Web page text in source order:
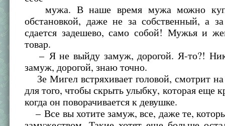
мужа. В наше время мужа можно
обстановкой, даже не за собственный, а
сдается задешево, само собой! Мужья и
товар.
– Я не выйду замуж, дорогой. Я-то?!
замуж, дорогой, знаю точно.
Зе Мигел встряхивает головой, смотрит
для того, чтобы скрыть улыбку, которая еще
когда он поворачивается к девушке.
– Все вы хотите замуж, все, даже те,